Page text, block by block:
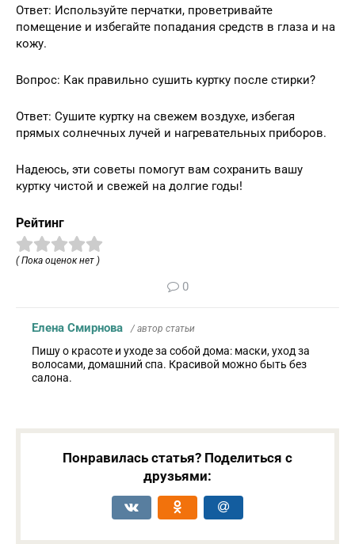
Ответ: Используйте перчатки, проветривайте
помещение и избегайте попадания средств в глаза и на
кожу.
Вопрос: Как правильно сушить куртку после стирки?
Ответ: Сушите куртку на свежем воздухе, избегая
прямых солнечных лучей и нагревательных приборов.
Надеюсь, эти советы помогут вам сохранить вашу
куртку чистой и свежей на долгие годы!
Рейтинг
( Пока оценок нет )
0
Елена Смирнова / автор статьи
Пишу о красоте и уходе за собой дома: маски, уход за
волосами, домашний спа. Красивой можно быть без
салона.
Понравилась статья? Поделиться с
друзьями: